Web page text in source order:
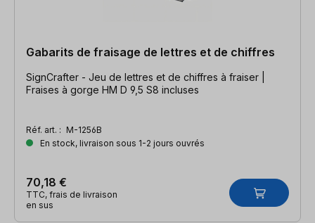
Gabarits de fraisage de lettres et de chiffres
SignCrafter - Jeu de lettres et de chiffres à fraiser |
Fraises à gorge HM D 9,5 S8 incluses
Réf. art. : M-1256B
En stock, livraison sous 1-2 jours ouvrés
70,18 €
TTC, frais de livraison
en sus